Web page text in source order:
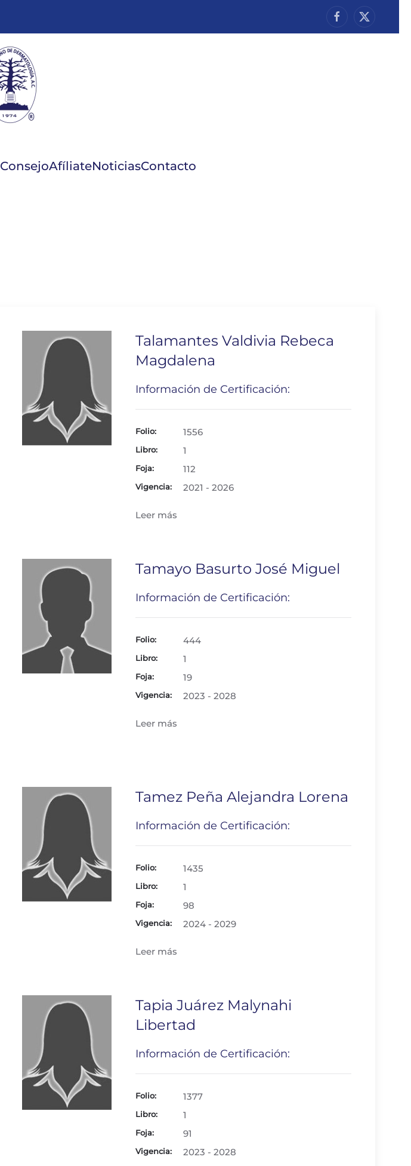
ConsejoAfíliateNoticiasContacto
Talamantes Valdivia Rebeca
Magdalena
Información de Certificación:
Folio: 1556
Libro: 1
Foja: 112
Vigencia: 2021 - 2026
Leer más
Tamayo Basurto José Miguel
Información de Certificación:
Folio: 444
Libro: 1
Foja: 19
Vigencia: 2023 - 2028
Leer más
Tamez Peña Alejandra Lorena
Información de Certificación:
Folio: 1435
Libro: 1
Foja: 98
Vigencia: 2024 - 2029
Leer más
Tapia Juárez Malynahi
Libertad
Información de Certificación:
Folio: 1377
Libro: 1
Foja: 91
Vigencia: 2023 - 2028